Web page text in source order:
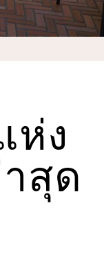
ห่ง
สุด